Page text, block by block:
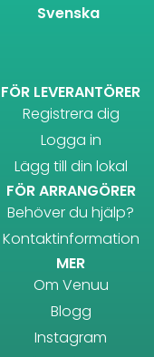
Svenska
FÖR LEVERANTÖRER
Registrera dig
Logga in
Lägg till din lokal
FÖR ARRANGÖRER
Behöver du hjälp?
Kontaktinformation
MER
Om Venuu
Blogg
Instagram